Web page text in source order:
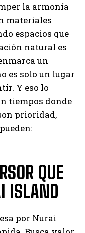
la armonía
materiales
espacios que
natural es
un
es solo un lugar
Y eso lo
tiempos donde
prioridad,
QUE
ISLAND
por Nurai